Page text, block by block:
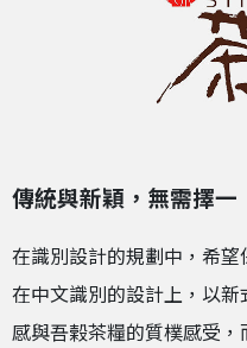
傳統與新穎，無需擇一
在識別設計的規劃中，希
在中文識別的設計上，以
感與吾榖茶糧的質樸感受